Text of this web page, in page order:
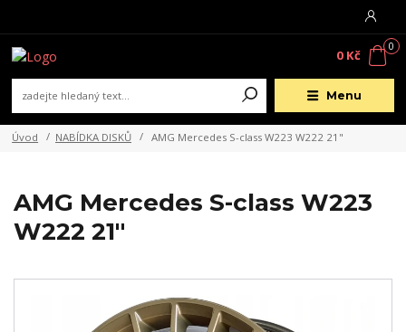
Menu
0
0 Kč
Úvod NABÍDKA DISKŮ AMG Mercedes S-class W223 W222 21"
AMG Mercedes S-class W223
W222 21"